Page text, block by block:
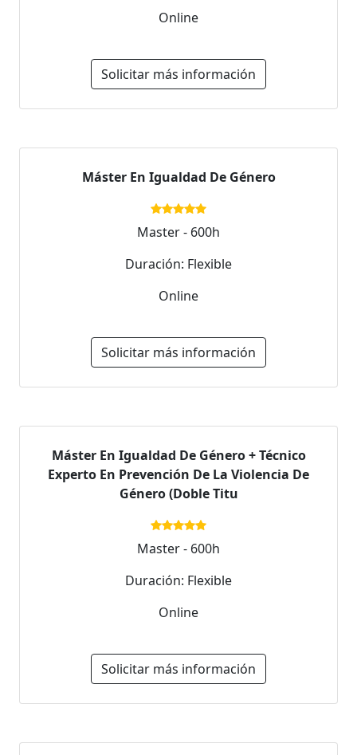
Online
Solicitar más información
Máster En Igualdad De Género
Master - 600h
Duración: Flexible
Online
Solicitar más información
Máster En Igualdad De Género + Técnico
Experto En Prevención De La Violencia De
Género (Doble Titu
Master - 600h
Duración: Flexible
Online
Solicitar más información